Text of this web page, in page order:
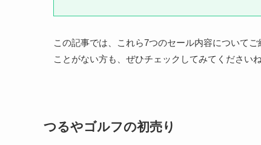
この記事では、これら7つのセール内容について
ことがない方も、ぜひチェックしてみてくださいね
つるやゴルフの初売り